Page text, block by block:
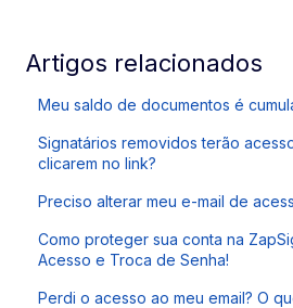
Artigos relacionados
Meu saldo de documentos é
Signatários removidos terão
clicarem no link?
Preciso alterar meu e-mail de
Como proteger sua conta na
Acesso e Troca de Senha!
Perdi o acesso ao meu email? O